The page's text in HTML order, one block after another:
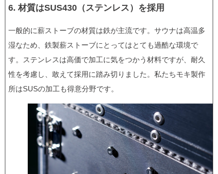
6. 材質はSUS430（ステンレス）を採用
一般的に薪ストーブの材質は鉄が主流です。サウナは高温多
湿なため、鉄製薪ストーブにとってはとても過酷な環境で
す。ステンレスは高価で加工に気をつかう材料ですが、耐久
性を考慮し、敢えて採用に踏み切りました。私たちモキ製作
所はSUSの加工も得意分野です。